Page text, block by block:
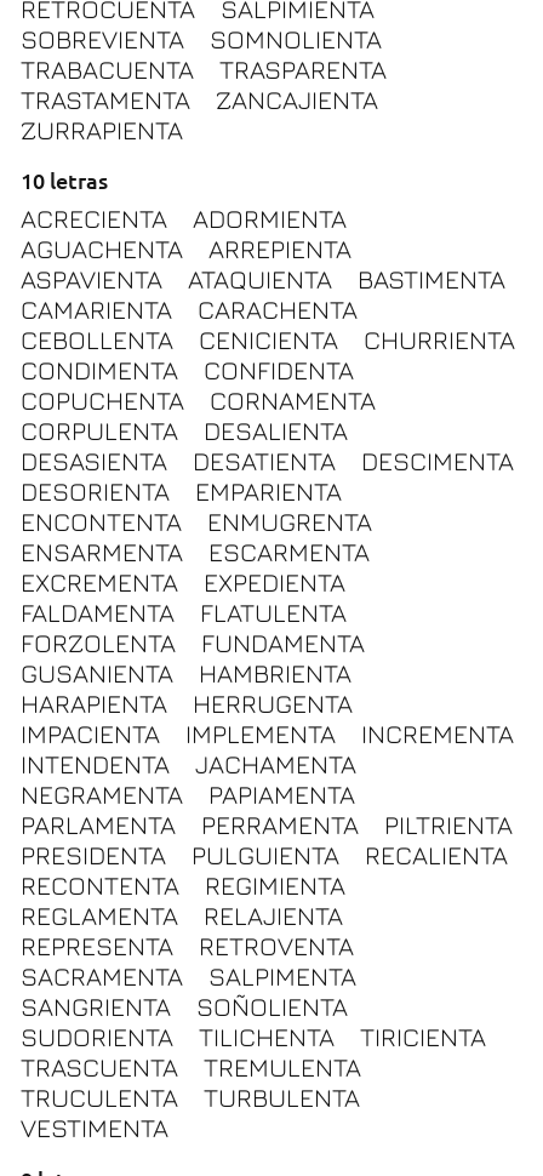
RETROCUENTA
SALPIMIENTA
SOBREVIENTA
SOMNOLIENTA
TRABACUENTA
TRASPARENTA
TRASTAMENTA
ZANCAJIENTA
ZURRAPIENTA
10 letras
ACRECIENTA
ADORMIENTA
AGUACHENTA
ARREPIENTA
ASPAVIENTA
ATAQUIENTA
BASTIMENTA
CAMARIENTA
CARACHENTA
CEBOLLENTA
CENICIENTA
CHURRIENTA
CONDIMENTA
CONFIDENTA
COPUCHENTA
CORNAMENTA
CORPULENTA
DESALIENTA
DESASIENTA
DESATIENTA
DESCIMENTA
DESORIENTA
EMPARIENTA
ENCONTENTA
ENMUGRENTA
ENSARMENTA
ESCARMENTA
EXCREMENTA
EXPEDIENTA
FALDAMENTA
FLATULENTA
FORZOLENTA
FUNDAMENTA
GUSANIENTA
HAMBRIENTA
HARAPIENTA
HERRUGENTA
IMPACIENTA
IMPLEMENTA
INCREMENTA
INTENDENTA
JACHAMENTA
NEGRAMENTA
PAPIAMENTA
PARLAMENTA
PERRAMENTA
PILTRIENTA
PRESIDENTA
PULGUIENTA
RECALIENTA
RECONTENTA
REGIMIENTA
REGLAMENTA
RELAJIENTA
REPRESENTA
RETROVENTA
SACRAMENTA
SALPIMENTA
SANGRIENTA
SOÑOLIENTA
SUDORIENTA
TILICHENTA
TIRICIENTA
TRASCUENTA
TREMULENTA
TRUCULENTA
TURBULENTA
VESTIMENTA